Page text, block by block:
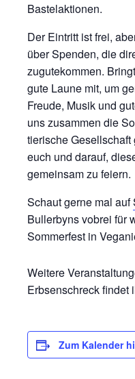
Bastelaktionen.
Der Eintritt ist frei,
über Spenden, die
zugutekommen.
gute Laune mit, um
Freude, Musik und
uns zusammen die
tierische
euch und darauf,
gemeinsam zu feiern.
Schaut gerne mal auf
Bullerbyns vobrei für
Sommerfest in
Weitere
Erbsenschreck findet
Zum Kalender